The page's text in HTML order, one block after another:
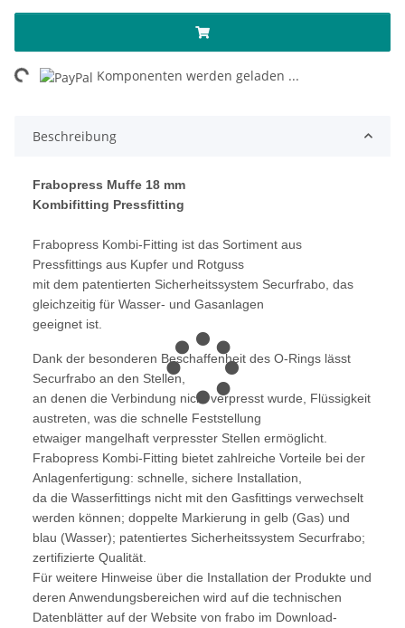
Komponenten werden geladen ...
Beschreibung
Frabopress Muffe 18 mm
Kombifitting Pressfitting
Frabopress Kombi-Fitting ist das Sortiment aus
Pressfittings aus Kupfer und Rotguss
mit dem patentierten Sicherheitssystem Securfrabo, das
gleichzeitig für Wasser- und Gasanlagen
geeignet ist.
Dank der besonderen Beschaffenheit des O-Rings lässt
Securfrabo an den Stellen,
an denen die Verbindung nicht verpresst wurde, Flüssigkeit
austreten, was die schnelle Feststellung
etwaiger mangelhaft verpresster Stellen ermöglicht.
Frabopress Kombi-Fitting bietet zahlreiche Vorteile bei der
Anlagenfertigung: schnelle, sichere Installation,
da die Wasserfittings nicht mit den Gasfittings verwechselt
werden können; doppelte Markierung in gelb (Gas) und
blau (Wasser); patentiertes Sicherheitssystem Securfrabo;
zertifizierte Qualität.
Für weitere Hinweise über die Installation der Produkte und
deren Anwendungsbereichen wird auf die technischen
Datenblätter auf der Website von frabo im Download-